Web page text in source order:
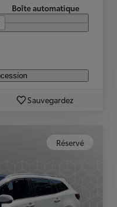
Boîte automatique
Sauvegardez
Réservé